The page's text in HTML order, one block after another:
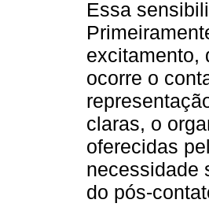
Essa
excitamento,
ocorre o
claras, o
oferecidas
necessidade
do pós-